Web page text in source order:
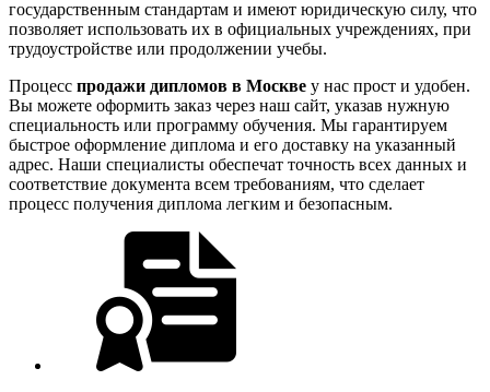
государственным стандартам и имеют юридическую силу, что
позволяет использовать их в официальных учреждениях, при
трудоустройстве или продолжении учебы.
Процесс продажи дипломов в Москве у нас прост и удобен.
Вы можете оформить заказ через наш сайт, указав нужную
специальность или программу обучения. Мы гарантируем
быстрое оформление диплома и его доставку на указанный
адрес. Наши специалисты обеспечат точность всех данных и
соответствие документа всем требованиям, что сделает
процесс получения диплома легким и безопасным.